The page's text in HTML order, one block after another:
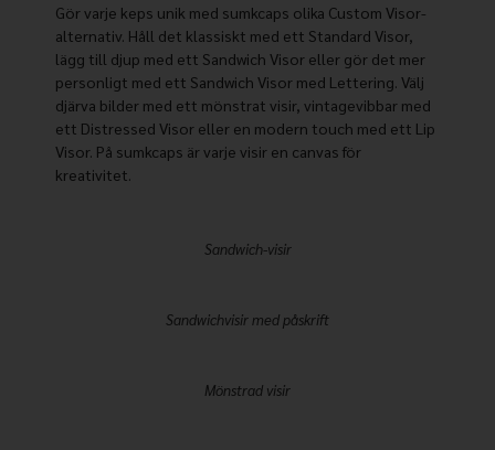
Gör varje keps unik med sumkcaps olika Custom Visor-
alternativ. Håll det klassiskt med ett Standard Visor,
lägg till djup med ett Sandwich Visor eller gör det mer
personligt med ett Sandwich Visor med Lettering. Välj
djärva bilder med ett mönstrat visir, vintagevibbar med
ett Distressed Visor eller en modern touch med ett Lip
Visor. På sumkcaps är varje visir en canvas för
kreativitet.
Sandwich-visir
Sandwichvisir med påskrift
Mönstrad visir